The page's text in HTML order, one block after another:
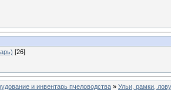
[26]
и инвентарь пчеловодства » Ульи, рамки,